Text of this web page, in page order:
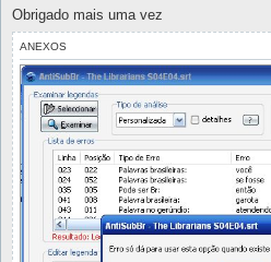
Obrigado mais uma vez
ANEXOS